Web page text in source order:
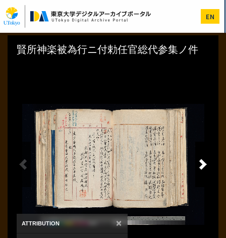
イ
ン
コ
EN